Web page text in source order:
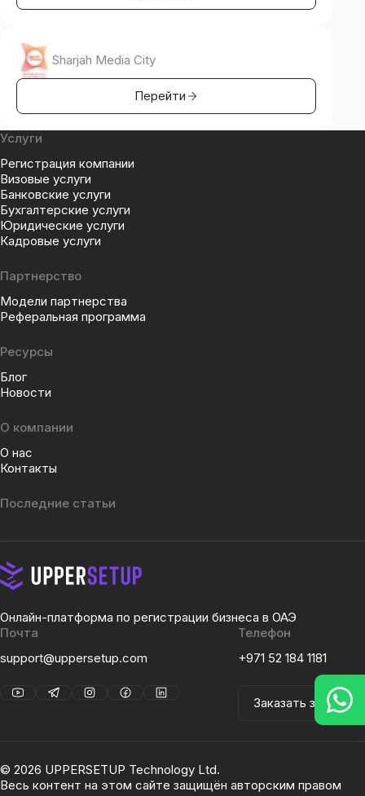
Sharjah Media City
Перейти
Услуги
Регистрация компании
Визовые услуги
Банковские услуги
Бухгалтерские услуги
Юридические услуги
Кадровые услуги
Партнерство
Модели партнерства
Реферальная программа
Ресурсы
Блог
Новости
О компании
О нас
Контакты
Последние статьи
Онлайн-платформа по регистрации бизнеса в ОАЭ
Почта
support@uppersetup.com
Телефон
+971 52 184 1181
Заказать звонок
© 2026 UPPERSETUP Technology Ltd.
Весь контент на этом сайте защищён авторским правом